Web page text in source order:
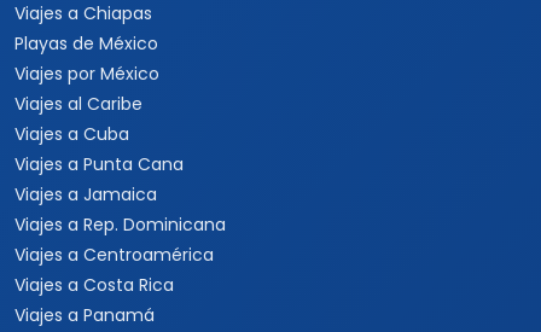
Viajes a Chiapas
Playas de México
Viajes por México
Viajes al Caribe
Viajes a Cuba
Viajes a Punta Cana
Viajes a Jamaica
Viajes a Rep. Dominicana
Viajes a Centroamérica
Viajes a Costa Rica
Viajes a Panamá